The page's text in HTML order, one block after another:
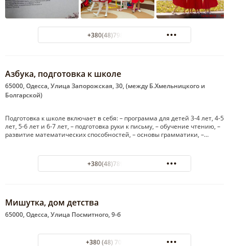
+380(48)798-84-47
Азбука, подготовка к школе
65000, Одесса, Улица Запорожская, 30, (между Б.Хмельницкого и
Болгарской)
Подготовка к школе включает в себя: – программа для детей 3-4 лет, 4-5
лет, 5-6 лет и 6-7 лет, – подготовка руки к письму, – обучение чтению, –
развитие математических способностей, – основы грамматики, –…
+380(48)789-08-02
Мишутка, дом детства
65000, Одесса, Улица Посмитного, 9-б
+380 (48) 706-35-45